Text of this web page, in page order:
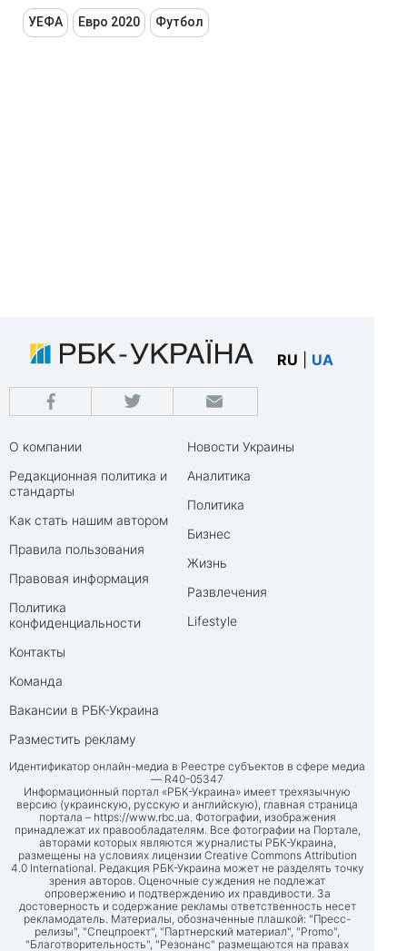
УЕФА Евро 2020 Футбол
RU UA
О компании
Редакционная политика и
стандарты
Как стать нашим автором
Правила пользования
Правовая информация
Политика
конфиденциальности
Контакты
Команда
Вакансии в РБК-Украина
Разместить рекламу
Новости Украины
Аналитика
Политика
Бизнес
Жизнь
Развлечения
Lifestyle
Идентификатор онлайн-медиа в Реестре субъектов в сфере медиа
— R40-05347
Информационный портал «РБК-Украина» имеет трехязычную
версию (украинскую, русскую и английскую), главная страница
портала – https://www.rbc.ua . Фотографии, изображения
принадлежат их правообладателям. Все фотографии на Портале,
авторами которых являются журналисты РБК-Украина,
размещены на условиях лицензии Creative Commons Attribution
4.0 International. Редакция РБК-Украина может не разделять точку
зрения авторов. Оценочные суждения не подлежат
опровержению и подтверждению их правдивости. За
достоверность и содержание рекламы ответственность несет
рекламодатель. Материалы, обозначенные плашкой: "Пресс-
релизы", "Спецпроект", "Партнерский материал", "Promo",
"Благотворительность", "Резонанс" размещаются на правах